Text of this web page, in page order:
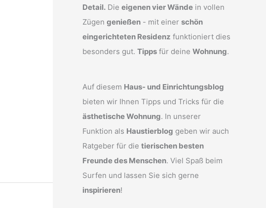
Detail. Die eigenen vier Wände in vollen
Zügen genießen - mit einer schön
eingerichteten Residenz funktioniert dies
besonders gut. Tipps für deine Wohnung.
Auf diesem Haus- und Einrichtungsblog
bieten wir Ihnen Tipps und Tricks für die
ästhetische Wohnung. In unserer
Funktion als Haustierblog geben wir auch
Ratgeber für die tierischen besten
Freunde des Menschen. Viel Spaß beim
Surfen und lassen Sie sich gerne
inspirieren!